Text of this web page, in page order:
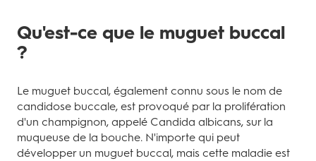
Qu'est-ce que le muguet buccal
?
Le muguet buccal, également connu sous le nom de
candidose buccale, est provoqué par la prolifération
d'un champignon, appelé Candida albicans, sur la
muqueuse de la bouche. N'importe qui peut
développer un muguet buccal, mais cette maladie est